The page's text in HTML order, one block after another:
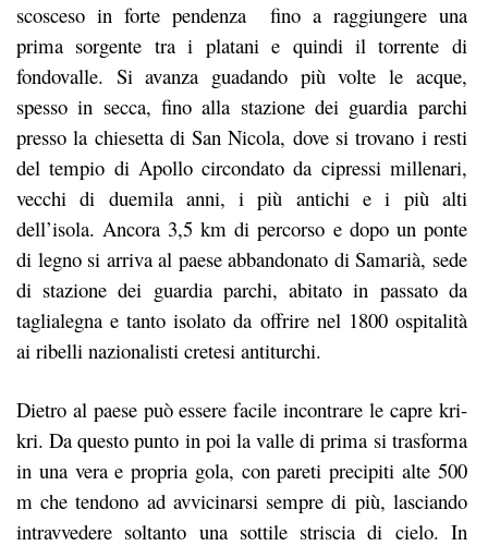
scosceso in forte pendenza fino a raggiungere una
prima sorgente tra i platani e quindi il torrente di
fondovalle. Si avanza guadando più volte le acque,
spesso in secca, fino alla stazione dei guardia parchi
presso la chiesetta di San Nicola, dove si trovano i resti
del tempio di Apollo circondato da cipressi millenari,
vecchi di duemila anni, i più antichi e i più alti
dell’isola. Ancora 3,5 km di percorso e dopo un ponte
di legno si arriva al paese abbandonato di Samarià, sede
di stazione dei guardia parchi, abitato in passato da
taglialegna e tanto isolato da offrire nel 1800 ospitalità
ai ribelli nazionalisti cretesi antiturchi.
Dietro al paese può essere facile incontrare le capre kri-
kri. Da questo punto in poi la valle di prima si trasforma
in una vera e propria gola, con pareti precipiti alte 500
m che tendono ad avvicinarsi sempre di più, lasciando
intravvedere soltanto una sottile striscia di cielo. In